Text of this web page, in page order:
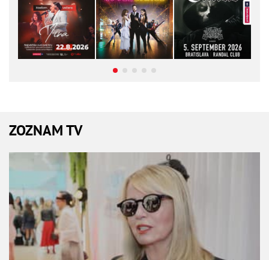
ZOZNAM TV